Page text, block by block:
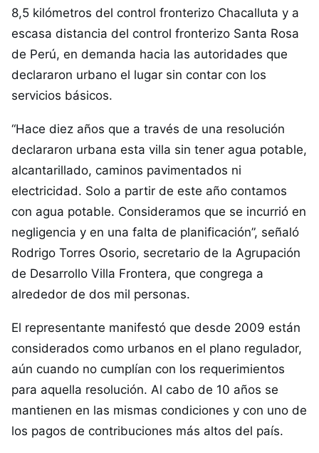
8,5 kilómetros del control fronterizo Chacalluta y a
escasa distancia del control fronterizo Santa Rosa
de Perú, en demanda hacia las autoridades que
declararon urbano el lugar sin contar con los
servicios básicos.
“Hace diez años que a través de una resolución
declararon urbana esta villa sin tener agua potable,
alcantarillado, caminos pavimentados ni
electricidad. Solo a partir de este año contamos
con agua potable. Consideramos que se incurrió en
negligencia y en una falta de planificación”, señaló
Rodrigo Torres Osorio, secretario de la Agrupación
de Desarrollo Villa Frontera, que congrega a
alrededor de dos mil personas.
El representante manifestó que desde 2009 están
considerados como urbanos en el plano regulador,
aún cuando no cumplían con los requerimientos
para aquella resolución. Al cabo de 10 años se
mantienen en las mismas condiciones y con uno de
los pagos de contribuciones más altos del país.